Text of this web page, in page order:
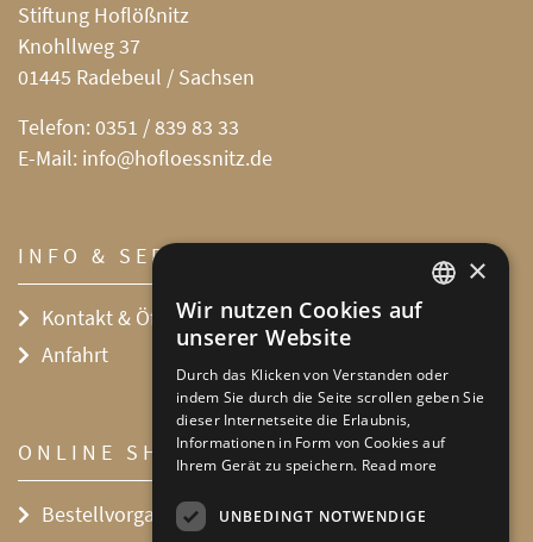
Stiftung Hoflößnitz
Knohllweg 37
01445 Radebeul / Sachsen
Telefon: 0351 / 839 83 33
E-Mail: info@hofloessnitz.de
INFO & SERVICE
Kontakt & Öffnungszeiten
Anfahrt
ONLINE SHOP
Bestellvorgang
DEFAULT LANGUAGE
GERMAN
×
Wir nutzen Cookies auf
unserer Website
Durch das Klicken von Verstanden oder
indem Sie durch die Seite scrollen geben Sie
dieser Internetseite die Erlaubnis,
Informationen in Form von Cookies auf
Ihrem Gerät zu speichern. Read more
UNBEDINGT NOTWENDIGE